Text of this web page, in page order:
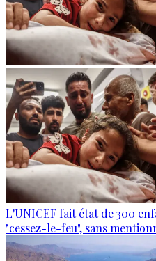
L'UNICEF fait état de 300
"cessez-le-feu", sans